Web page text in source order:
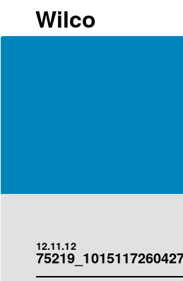
Wilco
12.11.12